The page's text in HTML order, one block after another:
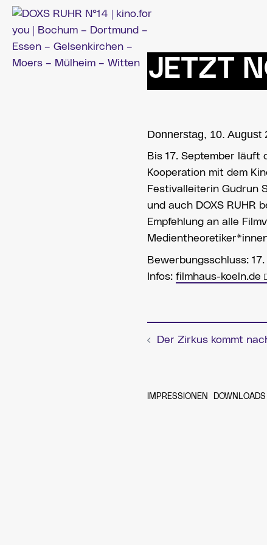
Zum
Inhalt
springen
JETZT
Donnerstag, 10. August
Bis 17. September läuft
Kooperation mit dem
Festivalleiterin Gudrun
und auch DOXS RUHR
Empfehlung an alle
Bewerbungsschluss:
Infos: filmhaus-koeln.de
Der Zirkus kommt
IMPRESSIONEN DOWNLOADS